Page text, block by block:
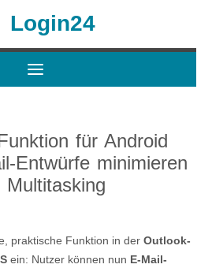
Login24
für Android
Entwürfe minimieren
praktische Funktion in der Outlook-
ein: Nutzer können nun E-Mail-